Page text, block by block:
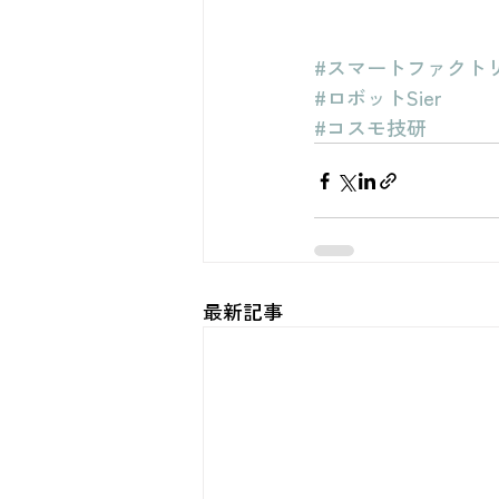
#スマートファクト
#ロボットSier
#コスモ技研
最新記事